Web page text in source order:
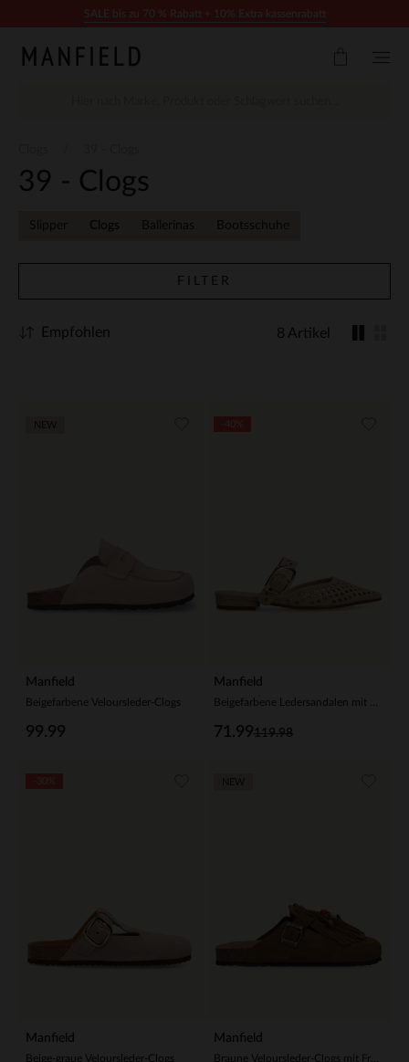
39 - Clogs
Slipper Clogs Ballerinas Bootsschuhe
FILTER
8 Artikel
Empfohlen
Manfield
Beigefarbene Veloursleder-Clogs
99.99
Manfield
119.98
71.99
Manfield
Beige-graue Veloursleder-Clogs
Manfield
Braune Veloursleder-Clogs mit Fransen